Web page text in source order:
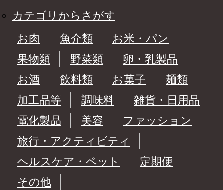
カテゴリからさがす
お肉
魚介類
お米・パン
果物類
野菜類
卵・乳製品
お酒
飲料類 お菓子
麺類
加工品等
調味料
雑貨・日用品
電化製品
美容
ファッション
旅行・アクティビティ
ヘルスケア・ペット
定期便
その他